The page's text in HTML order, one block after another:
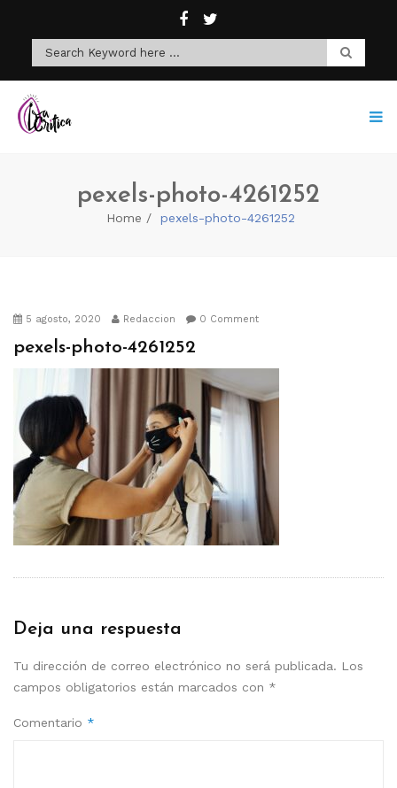
pexels-photo-4261252
Home pexels-photo-4261252
5 agosto, 2020 Redaccion 0 Comment
pexels-photo-4261252
Deja una respuesta
Tu dirección de correo electrónico no será publicada. Los
campos obligatorios están marcados con *
Comentario *